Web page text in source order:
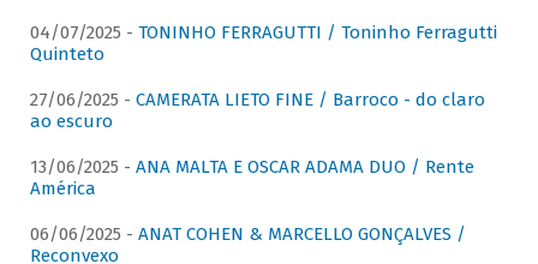
04/07/2025 - TONINHO FERRAGUTTI / Toninho Ferragutti
Quinteto
27/06/2025 - CAMERATA LIETO FINE / Barroco - do claro
ao escuro
13/06/2025 - ANA MALTA E OSCAR ADAMA DUO / Rente
América
06/06/2025 - ANAT COHEN & MARCELLO GONÇALVES /
Reconvexo